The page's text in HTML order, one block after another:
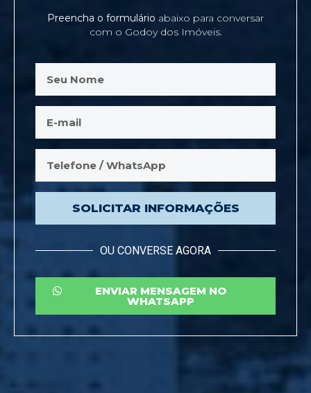
Preencha o formulário abaixo para conversar
com o Godoy dos Imóveis.
SOLICITAR INFORMAÇÕES
OU CONVERSE AGORA
ENVIAR MENSAGEM NO
WHATSAPP